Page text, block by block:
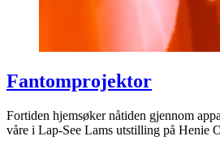
Fantomprojektor
Fortiden hjemsøker nåtiden gjennom
våre i Lap-See Lams utstilling på Henie